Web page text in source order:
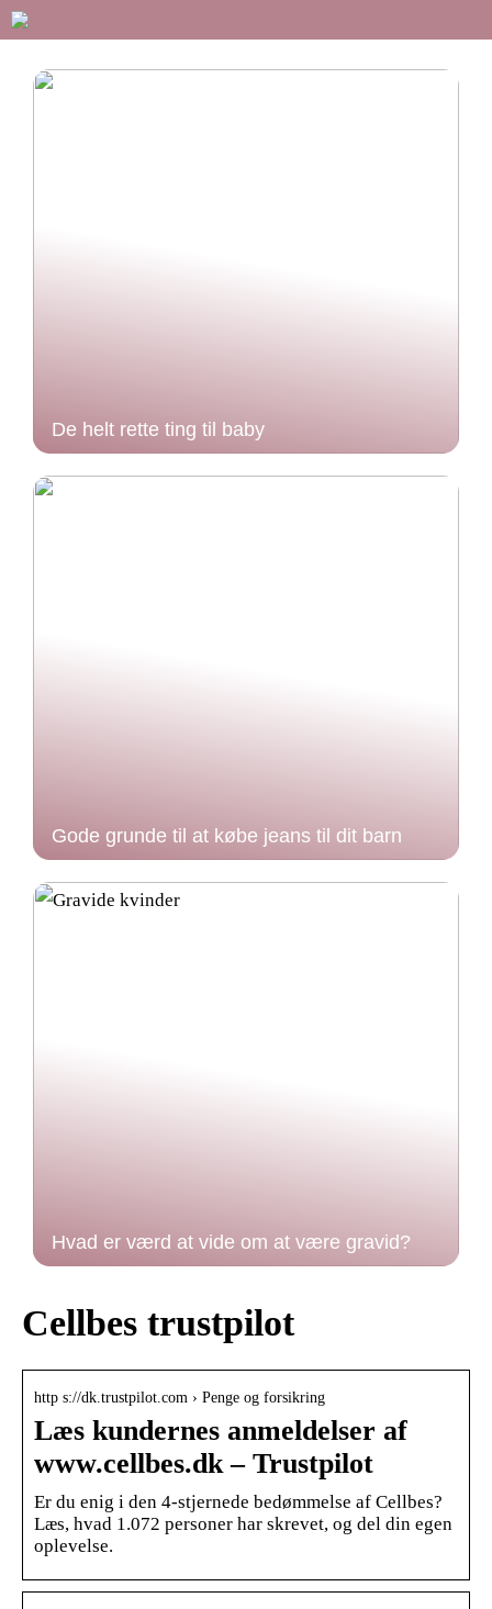
De helt rette ting til baby
Gode grunde til at købe jeans til dit barn
Hvad er værd at vide om at være gravid?
Cellbes trustpilot
http s://dk.trustpilot.com › Penge og forsikring
Læs kundernes anmeldelser af
www.cellbes.dk – Trustpilot
Er du enig i den 4-stjernede bedømmelse af Cellbes?
Læs, hvad 1.072 personer har skrevet, og del din egen
oplevelse.